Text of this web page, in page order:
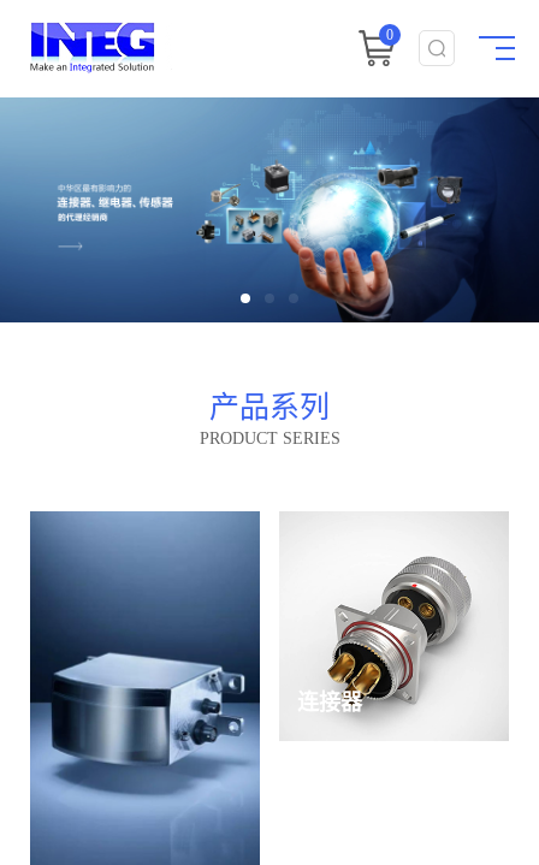
0
产品系列
PRODUCT SERIES
连接器